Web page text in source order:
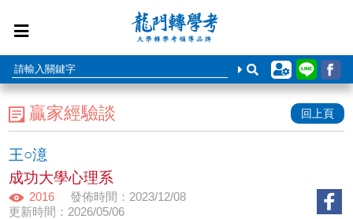
贏家經驗談 回上頁
王○澺
成功大學心理系
2016
發佈時間：2023/12/08
更新時間：2026/05/06